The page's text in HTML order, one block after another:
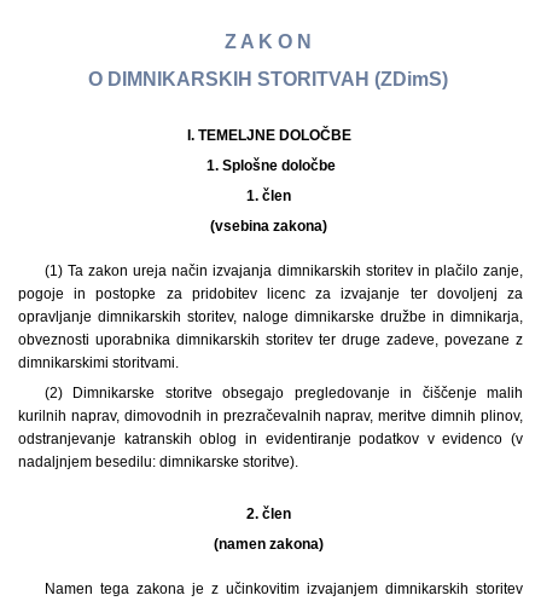
Z A K O N
O DIMNIKARSKIH STORITVAH (ZDimS)
I. TEMELJNE DOLOČBE
1. Splošne določbe
1. člen
(vsebina zakona)
(1) Ta zakon ureja način izvajanja dimnikarskih storitev in plačilo zanje,
pogoje in postopke za pridobitev licenc za izvajanje ter dovoljenj za
opravljanje dimnikarskih storitev, naloge dimnikarske družbe in dimnikarja,
obveznosti uporabnika dimnikarskih storitev ter druge zadeve, povezane z
dimnikarskimi storitvami.
(2) Dimnikarske storitve obsegajo pregledovanje in čiščenje malih
kurilnih naprav, dimovodnih in prezračevalnih naprav, meritve dimnih plinov,
odstranjevanje katranskih oblog in evidentiranje podatkov v evidenco (v
nadaljnjem besedilu: dimnikarske storitve).
2. člen
(namen zakona)
Namen tega zakona je z učinkovitim izvajanjem dimnikarskih storitev